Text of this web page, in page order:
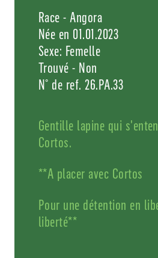
Race - Angora
Née en 01.01.2023
Sexe: Femelle
Trouvé - Non
N° de ref. 26.PA.33
Gentille lapine qui
Cortos.
**A placer avec Cortos
Pour une détention en
liberté**